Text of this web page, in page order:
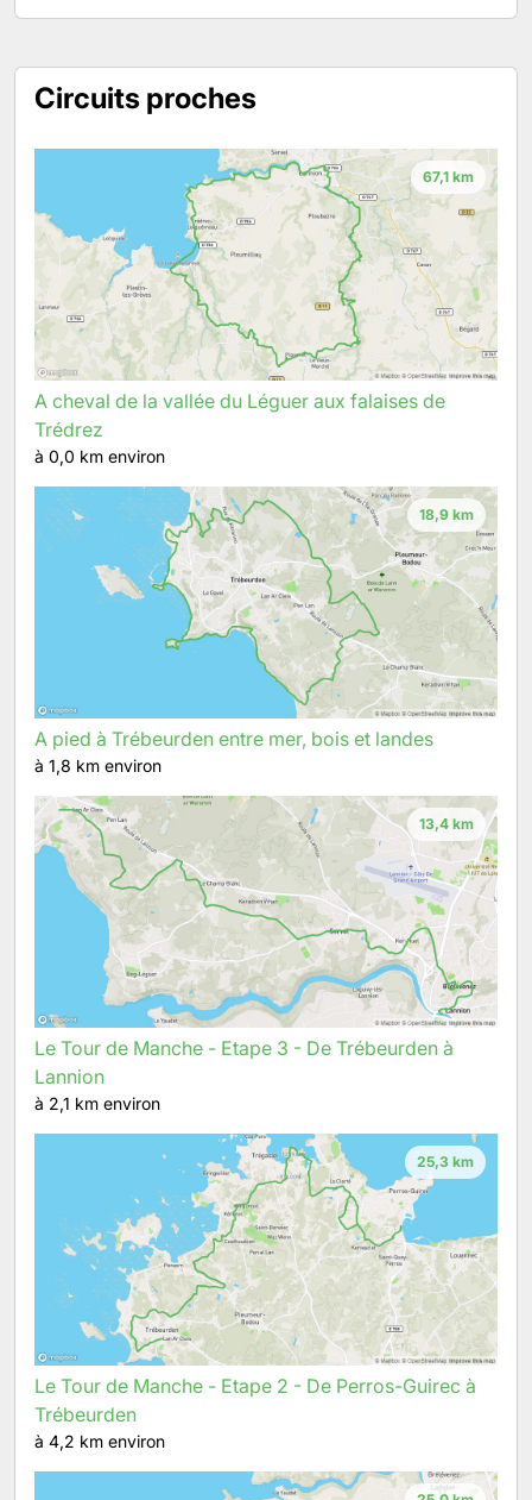
Circuits proches
67,1 km
A cheval de la vallée du Léguer aux falaises de
Trédrez
à 0,0 km environ
18,9 km
A pied à Trébeurden entre mer, bois et landes
à 1,8 km environ
13,4 km
Le Tour de Manche - Etape 3 - De Trébeurden à
Lannion
à 2,1 km environ
25,3 km
Le Tour de Manche - Etape 2 - De Perros-Guirec à
Trébeurden
à 4,2 km environ